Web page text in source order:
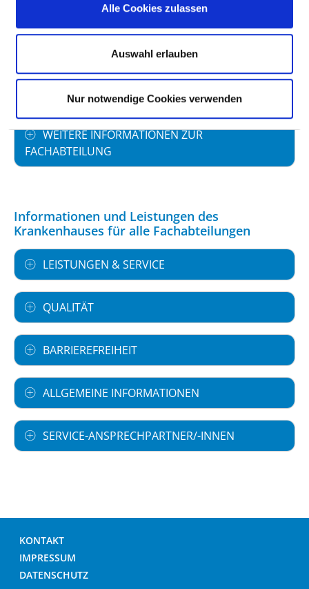
Alle Cookies zulassen
Auswahl erlauben
Nur notwendige Cookies verwenden
FACHEXPERTISE UND WEITERBILDUNG
MEDIZINISCHES LEISTUNGSANGEBOT MIT
FALLZAHLEN
WEITERE INFORMATIONEN ZUR
FACHABTEILUNG
Informationen und Leistungen des
Krankenhauses für alle Fachabteilungen
LEISTUNGEN & SERVICE
QUALITÄT
BARRIEREFREIHEIT
ALLGEMEINE INFORMATIONEN
SERVICE-ANSPRECHPARTNER/-INNEN
KONTAKT
IMPRESSUM
DATENSCHUTZ